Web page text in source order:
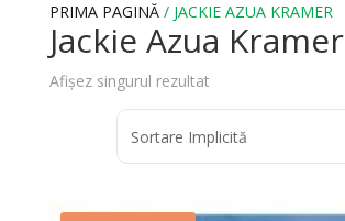
PRIMA PAGINĂ/ JACKIE AZUA KRAMER
Jackie Azua Kramer
Afișez singurul rezultat